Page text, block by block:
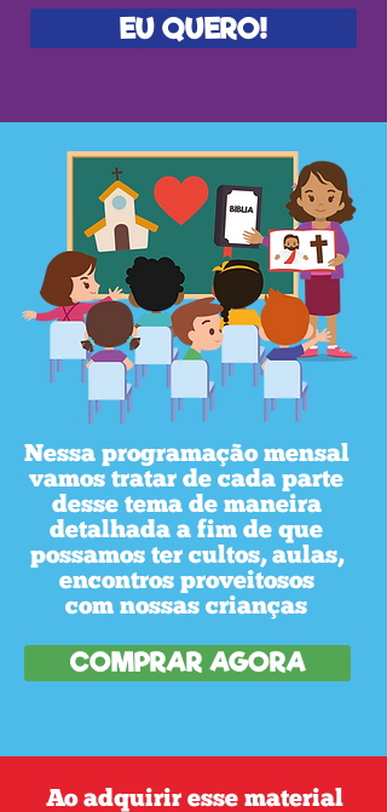
EU QUERO!
Nessa programação mensal
vamos tratar de cada parte
desse tema de maneira
detalhada a fim de que
possamos ter cultos, aulas,
encontros proveitosos
com nossas crianças
COMPRAR AGORA
Ao adquirir esse material